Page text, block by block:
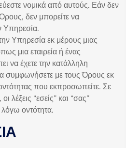
νομικά από αυτούς. Εάν δεν
δεν μπορείτε να
Υπηρεσία.
Υπηρεσία εκ μέρους μιας
μια εταιρεία ή ένας
να έχετε την κατάλληλη
συμφωνήσετε με τους Όρους εκ
που εκπροσωπείτε. Σε
λέξεις “εσείς” και “σας”
οντότητα.